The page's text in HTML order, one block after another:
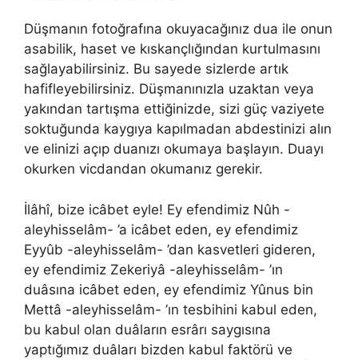
Düşmanın fotoğrafına okuyacağınız dua ile onun
asabilik, haset ve kıskançlığından kurtulmasını
sağlayabilirsiniz. Bu sayede sizlerde artık
hafifleyebilirsiniz. Düşmanınızla uzaktan veya
yakından tartışma ettiğinizde, sizi güç vaziyete
soktuğunda kaygıya kapılmadan abdestinizi alın
ve elinizi açıp duanızı okumaya başlayın. Duayı
okurken vicdandan okumanız gerekir.
İlâhî, bize icâbet eyle! Ey efendimiz Nûh -
aleyhisselâm- ’a icâbet eden, ey efendimiz
Eyyûb -aleyhisselâm- ’dan kasvetleri gideren,
ey efendimiz Zekeriyâ -aleyhisselâm- ’ın
duâsına icâbet eden, ey efendimiz Yûnus bin
Mettâ -aleyhisselâm- ’ın tesbihini kabul eden,
bu kabul olan duâların esrârı saygısına
yaptığımız duâları bizden kabul faktörü ve